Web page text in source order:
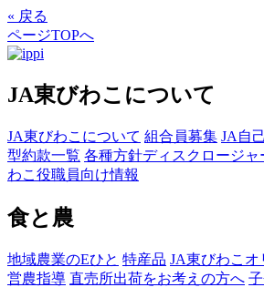
« 戻る
ページTOPへ
JA東びわこについて
JA東びわこについて 組合員募集 JA自
型約款一覧 各種方針ディスクロージ
わこ役職員向け情報
食と農
地域農業のEひと 特産品 JA東びわこオ
営農指導 直売所出荷をお考えの方へ